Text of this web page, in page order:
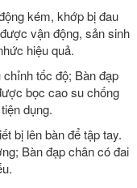
kém, khớp bị đau
vận động, sản sinh
hiệu quả.
tốc độ; Bàn đạp
bọc cao su chống
dụng.
bị lên bàn để tập tay.
Bàn đạp chân có đai